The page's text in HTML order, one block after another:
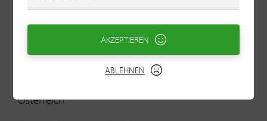
Gewerbebehörde
Bezirkshauptmannschaft Salzburg-Umgebung
Österreich
ABLEHNEN
AKZEPTIEREN